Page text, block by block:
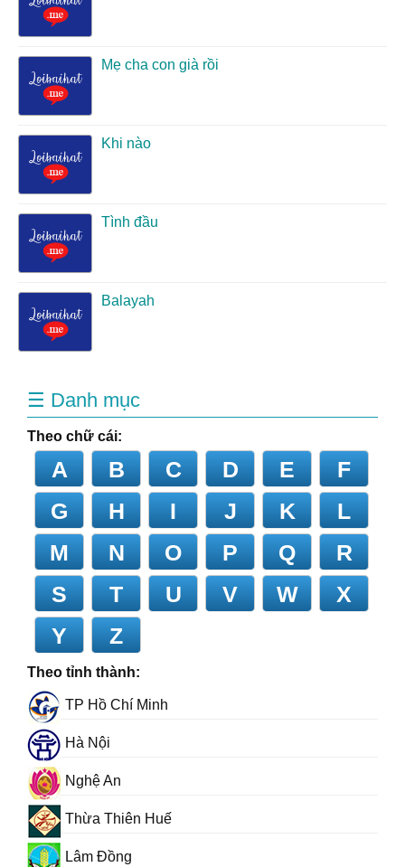
Mẹ cha con già rồi
Khi nào
Tình đầu
Balayah
☰ Danh mục
Theo chữ cái:
A B C D E
F
G
H I J K
L
M
N O P Q
R
S
T U V W
X
Y
Z
Theo tỉnh thành:
TP Hồ Chí Minh
Hà Nội
Nghệ An
Thừa Thiên Huế
Lâm Đồng